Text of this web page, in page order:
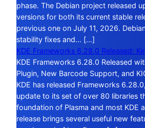
phase. The Debian project released
versions for both its current stable
previous one on July 11, 2026.
stability fixes and… […]
KDE Frameworks 6.28.0 Released:
KDE Frameworks 6.28.0 Released
Plugin, New Barcode Support, and
KDE has released Frameworks
update to its set of over 80 libraries
foundation of Plasma and most KDE
release brings several useful new